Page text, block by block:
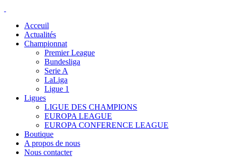
Acceuil
Actualités
Championnat
Premier League
Bundesliga
Serie A
LaLiga
Ligue 1
Ligues
LIGUE DES CHAMPIONS
EUROPA LEAGUE
EUROPA CONFERENCE LEAGUE
Boutique
A propos de nous
Nous contacter